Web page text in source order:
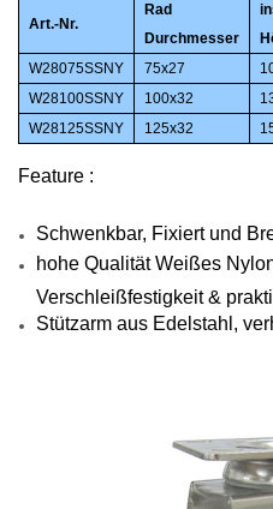
Art.-Nr.
Rad
Durchmesser
W28075SSNY
75x27
W28100SSNY
100x32
W28125SSNY
125x32
Feature :
Schwenkbar, Fixiert und
hohe QualitätWeißes
Verschleißfestigkeit &
Stützarm aus Edelstahl,